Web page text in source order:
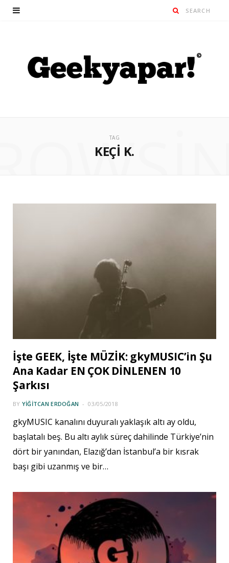
TAG
KEÇI K.
İşte GEEK, İşte MÜZİK: gkyMUSIC’in Şu
Ana Kadar EN ÇOK DİNLENEN 10
Şarkısı
BY YIĞITCAN ERDOĞAN 03/05/2018
gkyMUSIC kanalını duyuralı yaklaşık altı ay oldu,
başlatalı beş. Bu altı aylık süreç dahilinde Türkiye’nin
dört bir yanından, Elazığ’dan İstanbul’a bir kısrak
başı gibi uzanmış ve bir…